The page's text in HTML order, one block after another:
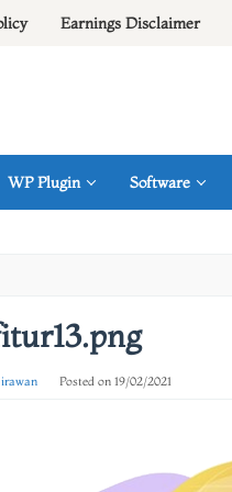
Earnings Disclaimer
WP Plugin Software
Posted on 19/02/2021